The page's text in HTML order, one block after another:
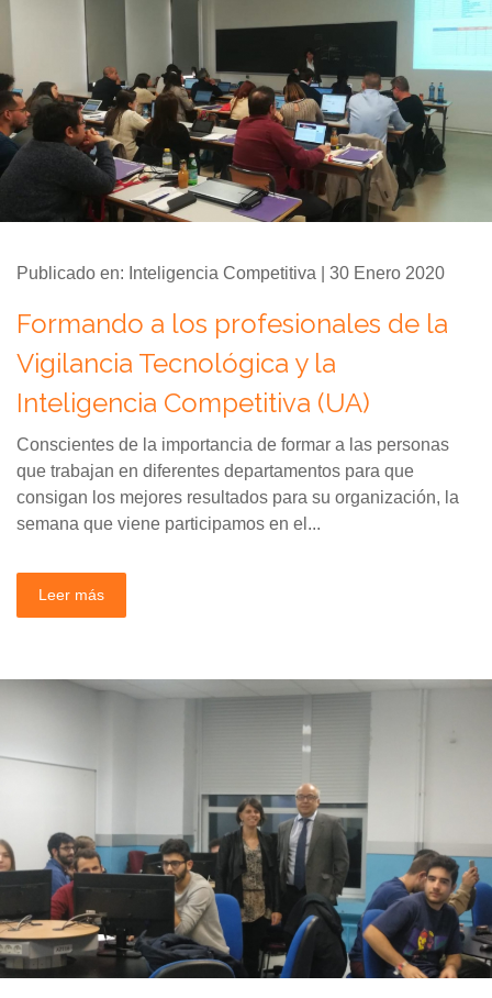
Publicado en: Inteligencia Competitiva | 30 Enero 2020
Formando a los profesionales de la
Vigilancia Tecnológica y la
Inteligencia Competitiva (UA)
Conscientes de la importancia de formar a las personas
que trabajan en diferentes departamentos para que
consigan los mejores resultados para su organización, la
semana que viene participamos en el...
Leer más